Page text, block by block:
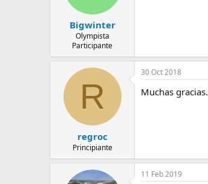
Bigwinter
Olympista
Participante
R
regroc
Principiante
30 Oct 2018
Muchas gracias.
11 Feb 2019